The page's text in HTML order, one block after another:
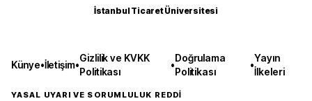
İstanbul Ticaret Üniversitesi
Künye•İletişim•
Gizlilik ve KVKK
Politikası
•
Doğrulama
Politikası
•
Yayın
İlkeleri
YASAL UYARI VE SORUMLULUK REDDİ